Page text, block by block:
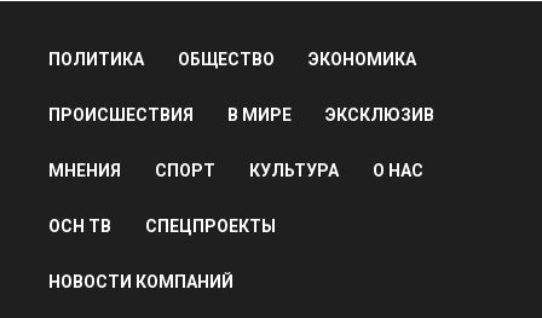
ПОЛИТИКА ОБЩЕСТВО ЭКОНОМИКА
ПРОИСШЕСТВИЯ В МИРЕ ЭКСКЛЮЗИВ
МНЕНИЯ СПОРТ КУЛЬТУРА О НАС
ОСН ТВ СПЕЦПРОЕКТЫ
НОВОСТИ КОМПАНИЙ